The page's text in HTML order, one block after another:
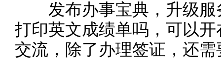
发布办事宝典，升级服
打印英文成绩单吗，可以
交流，除了办理签证，还